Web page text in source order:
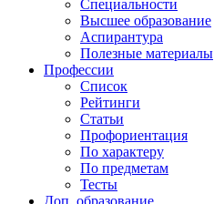
Специальности
Высшее образование
Аспирантура
Полезные материалы
Профессии
Список
Рейтинги
Статьи
Профориентация
По характеру
По предметам
Тесты
Доп. образование